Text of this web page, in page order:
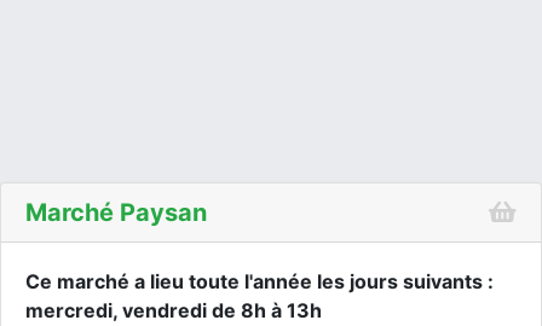
Marché Paysan
Ce marché a lieu toute l'année les jours suivants :
mercredi, vendredi de 8h à 13h